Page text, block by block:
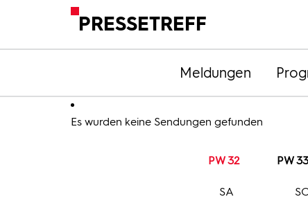
PRESSETREFF
Meldungen
Es wurden keine Sendungen gefunden
PW 32 PW 33
SA